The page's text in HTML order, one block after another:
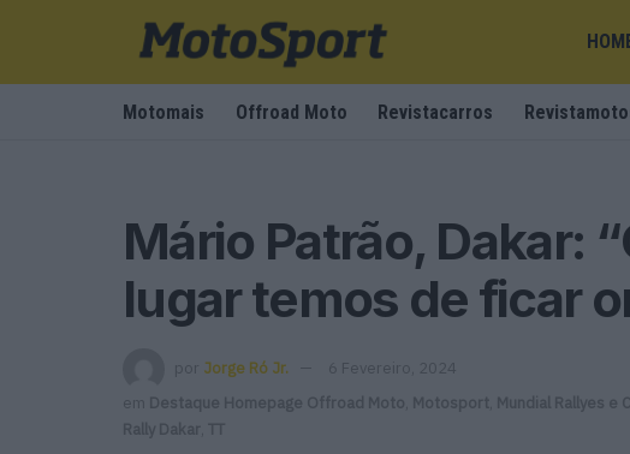
Motomais Offroad Moto Revistacarros
Mário Patrão, Dakar:
lugar temos de ficar
por Jorge Ró Jr.
6 Fevereiro, 2024
em
Destaque Homepage Offroad Moto Motosport Mundial Rallyes e
Rally Dakar TT